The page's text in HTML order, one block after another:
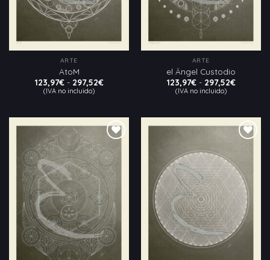
ARTE
AtoM
123,97€ - 297,52€Rango
hasta
297,52€
(IVA no incluido)
ARTE
el Ängel Custodio
123,97€ - 297,52€Rango
hasta
297,52€
(IVA no incluido)
Añadir
a la
lista
de
deseos
Añadir
a la
lista
de
deseos